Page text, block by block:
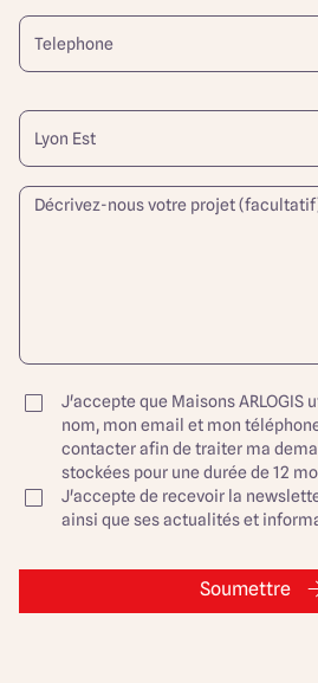
J'accepte que Maisons ARLOGIS
nom, mon email et mon
contacter afin de traiter ma
stockées pour une durée de 12
J'accepte de recevoir la
ainsi que ses actualités et
Soumettre